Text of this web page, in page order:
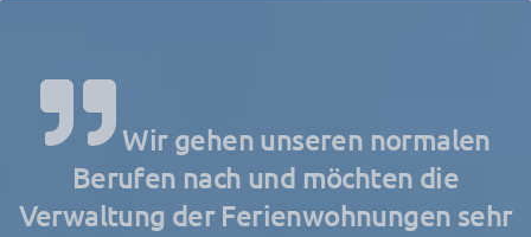
Wir gehen unseren normalen
Berufen nach und möchten die
Verwaltung der Ferienwohnungen sehr